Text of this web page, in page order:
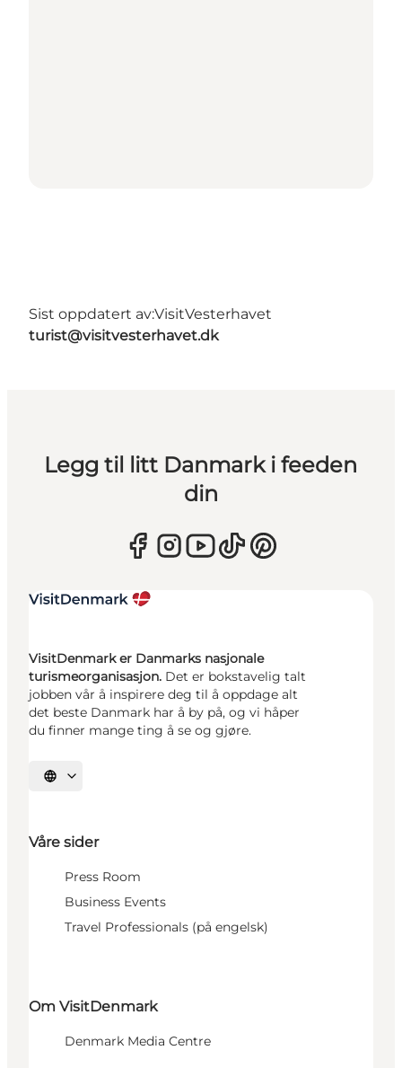
Sist oppdatert av:VisitVesterhavet
turist@visitvesterhavet.dk
Legg til litt Danmark i feeden
din
VisitDenmark er Danmarks nasjonale
turismeorganisasjon. Det er bokstavelig talt
jobben vår å inspirere deg til å oppdage alt
det beste Danmark har å by på, og vi håper
du finner mange ting å se og gjøre.
Velg språk
Våre sider
Press Room
Business Events
Travel Professionals (på engelsk)
Om VisitDenmark
Denmark Media Centre